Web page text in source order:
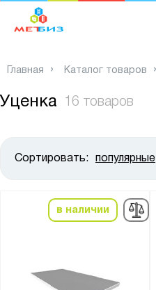
Главная Каталог товаров
Уценка 16 товаров
Сортировать: популярные
в наличии